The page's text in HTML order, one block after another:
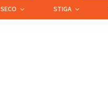
SECO STIGA